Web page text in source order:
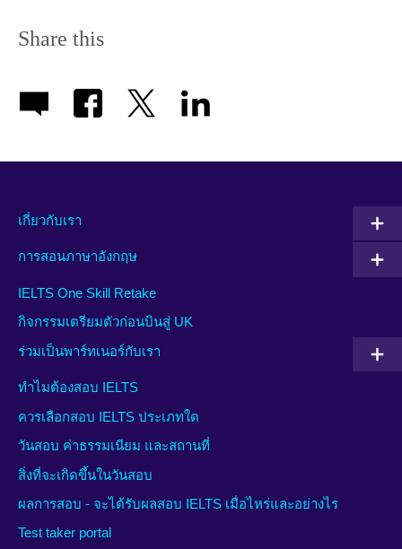
Share this
เกี่ยวกับเรา
การสอนภาษาอังกฤษ
IELTS One Skill Retake
กิจกรรมเตรียมตัวก่อนบินสู่ UK
ร่วมเป็นพาร์ทเนอร์กับเรา
ทำไมต้องสอบ IELTS
ควรเลือกสอบ IELTS ประเภทใด
วันสอบ ค่าธรรมเนียม และสถานที่
สิ่งที่จะเกิดขึ้นในวันสอบ
ผลการสอบ - จะได้รับผลสอบ IELTS เมื่อไหร่และอย่างไร
Test taker portal